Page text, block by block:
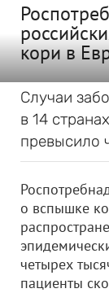
кори в
Случаи
в 14
превысило
о вспышке
четырех
пациенты